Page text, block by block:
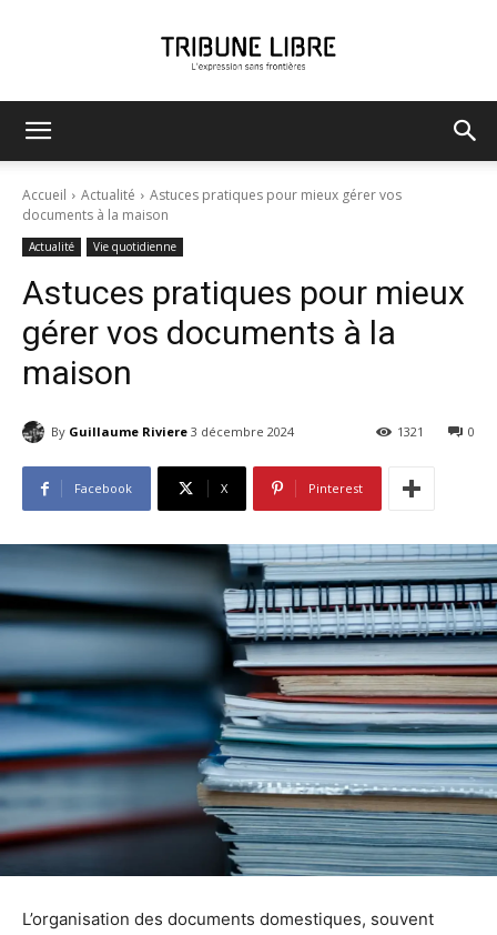
Accueil Actualité
Astuces pratiques pour mieux gérer vos
documents à la maison
Actualité Vie quotidienne
Astuces pratiques pour mieux
gérer vos documents à la
maison
By Guillaume Riviere 3 décembre 2024 0
1321
Facebook X Pinterest
L’organisation des documents domestiques, souvent